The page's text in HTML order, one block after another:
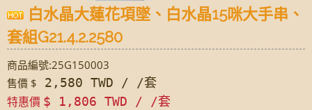
白水晶大蓮花項墜、白水晶15咪大手串、
套組G21.4.2.2580
商品編號:25G150003
售價 $ 2,580 TWD / /套
特惠價 $ 1,806 TWD / /套